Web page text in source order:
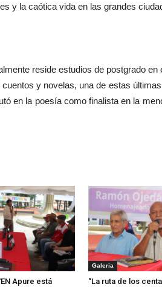
y la caótica vida en las grandes
reside estudios de postgrado
y novelas, una de estas
en la poesía como finalista en la
Apure está
Galeria
“La ruta de los